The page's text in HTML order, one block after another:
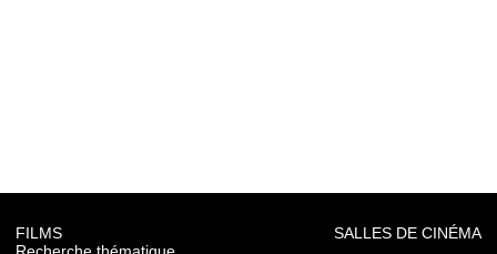
FILMS
SALLES DE CINÉMA